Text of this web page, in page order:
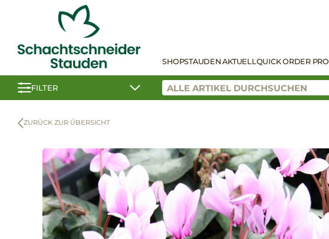
SHOPSTAUDEN AKTUELLQUICK ORDER PRO
FILTER
ZURÜCK ZUR ÜBERSICHT